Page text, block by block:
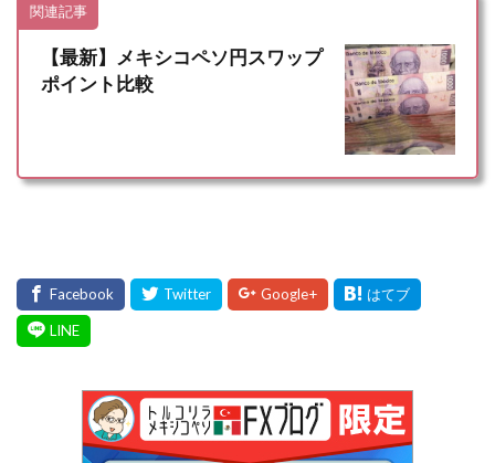
関連記事
【最新】メキシコペソ円スワップ
ポイント比較